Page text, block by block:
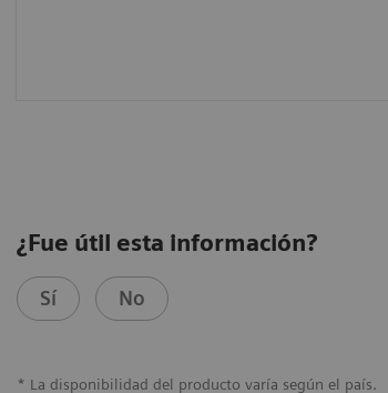
¿Fue útil esta información?
Sí No
* La disponibilidad del producto varía según el país.